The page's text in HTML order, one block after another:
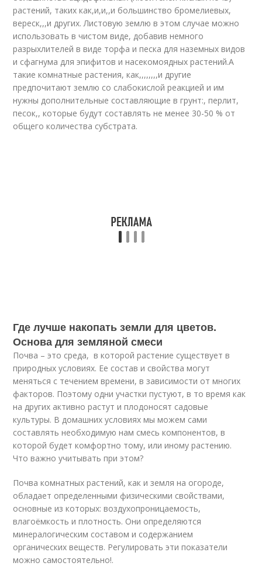
растений, таких как,и,и,,и большинство бромелиевых,
вереск,,,и других. Листовую землю в этом случае можно
использовать в чистом виде, добавив немного
разрыхлителей в виде торфа и песка для наземных видов
и сфагнума для эпифитов и насекомоядных растений.А
такие комнатные растения, как,,,,,,,,и другие
предпочитают землю со слабокислой реакцией и им
нужны дополнительные составляющие в грунт:, перлит,
песок,, которые будут составлять не менее 30-50 % от
общего количества субстрата.
Где лучше накопать земли для цветов.
Основа для земляной смеси
Почва – это среда, в которой растение существует в
природных условиях. Ее состав и свойства могут
меняться с течением времени, в зависимости от многих
факторов. Поэтому одни участки пустуют, в то время как
на других активно растут и плодоносят садовые
культуры. В домашних условиях мы можем сами
составлять необходимую нам смесь компонентов, в
которой будет комфортно тому, или иному растению.
Что важно учитывать при этом?
Почва комнатных растений, как и земля на огороде,
обладает определенными физическими свойствами,
основные из которых: воздухопроницаемость,
влагоёмкость и плотность. Они определяются
минералогическим составом и содержанием
органических веществ. Регулировать эти показатели
можно самостоятельно!.